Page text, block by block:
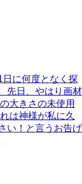
に何度となく探
先日、やはり画材
大きさの未使用
は神様が私に久
い！と言うお告げ